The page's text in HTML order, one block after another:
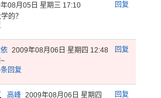
回复
08月05日 星期三 17:10
的？
回复
2009年08月06日 星期四 12:48
条回复
回复
高峰 2009年08月06日 星期四